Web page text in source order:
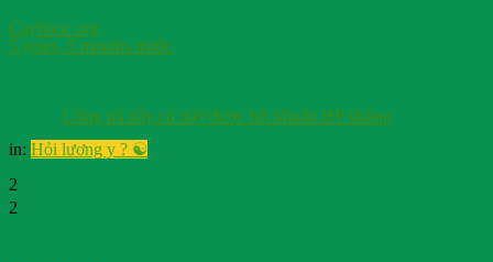
Cayhuoc org
5 years, 5 months trước
Uống trà dây có diệt được hết khuẩn HP không
in: Hỏi lương y ? ☯️
2
2